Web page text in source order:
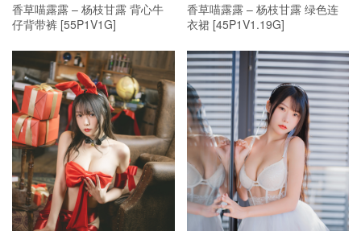
香草喵露露 – 杨枝甘露 背心牛
仔背带裤 [55P1V1G]
香草喵露露 – 杨枝甘露 绿色连
衣裙 [45P1V1.19G]